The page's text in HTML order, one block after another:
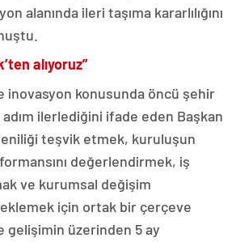
alanında ileri taşıma kararlılığını
alıyoruz”
inovasyon konusunda öncü şehir
adım ilerlediğini ifade eden Başkan
teşvik etmek, kuruluşun
değerlendirmek, iş
ve kurumsal değişim
için ortak bir çerçeve
gelişimin üzerinden 5 ay